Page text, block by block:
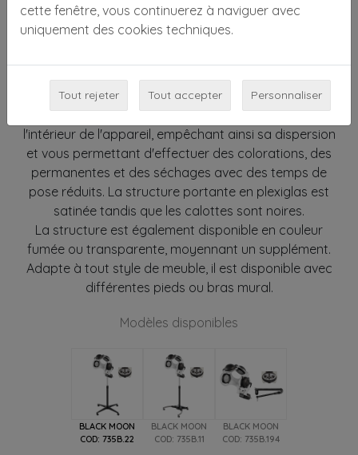
BLACK MOON est équipé de 5 éléments chauffants à
quartz, dont la température est réglable
vitesses, d'une minuterie jusqu'à 60' et d'un voyant de
contrôle de la température. Les jets d'air chaud
poussent constamment la chaleur vers l'espace à
l'intérieur de l'appareil, empêchant ainsi sa dispersion
et vous permettant d'effectuer des colorations, des
permanentes et des séchages avec des temps de
pose réduits. La structure portante en plexiglas est
satinée tandis que les calottes sont noires.
La structure est également disponible en couleur
fumée ou transparente, moyennant un supplément.
Adapte à tout style de meuble, il est disponible avec
différentes pieds ou bras mural.
Modèles disponibles
BLACK MOON
COD: 735B.22
BLACK MOON
COD: 735B.11
BLACK MOON
COD: 735B.194
cette fenêtre, vous continuerez à naviguer avec
uniquement des cookies techniques.
Tout rejeter Tout accepter Personnaliser